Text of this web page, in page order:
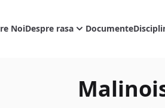
NoiDespre rasa Documente